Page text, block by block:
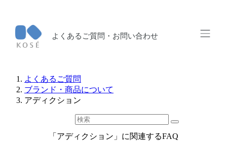
よくあるご質問・お問い合わせ
よくあるご質問
ブランド・商品について
アディクション
「アディクション」に関連するFAQ